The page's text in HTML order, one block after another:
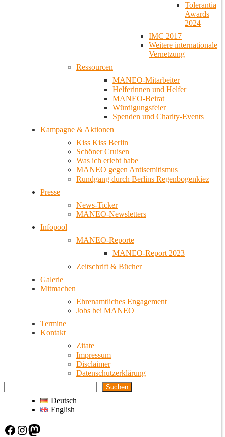
Tolerantia
Awards
2024
IMC 2017
Weitere internationale
Vernetzung
Ressourcen
MANEO-Mitarbeiter
Helferinnen und Helfer
MANEO-Beirat
Würdigungsfeier
Spenden und Charity-Events
Kampagne & Aktionen
Kiss Kiss Berlin
Schöner Cruisen
Was ich erlebt habe
MANEO gegen Antisemitismus
Rundgang durch Berlins Regenbogenkiez
Presse
News-Ticker
MANEO-Newsletters
Infopool
MANEO-Reporte
MANEO-Report 2023
Zeitschrift & Bücher
Galerie
Mitmachen
Ehrenamtliches Engagement
Jobs bei MANEO
Termine
Kontakt
Zitate
Impressum
Disclaimer
Datenschutzerklärung
Suchen
Deutsch
English
Facebook Instagram Mastodon